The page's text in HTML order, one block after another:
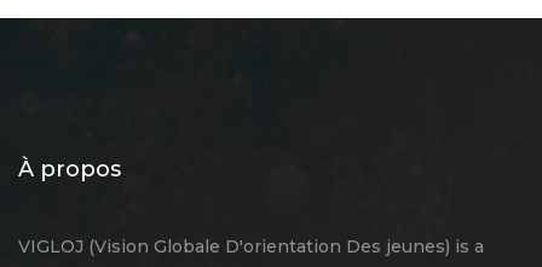
À propos
VIGLOJ (Vision Globale D'orientation Des jeunes) is a